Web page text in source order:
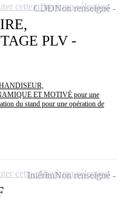
PLV -
ET MOTIVÉ pour une
du stand pour une opération de
CDDNon renseigné
cette offre à ma sélection
IntérimNon renseigné
cette offre à ma sélection